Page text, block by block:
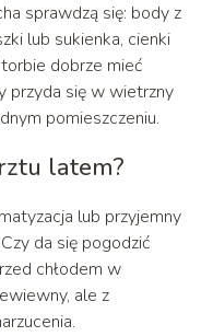
sprawdzą się: body z
lub sukienka, cienki
dobrze mieć
przyda się w wietrzny
pomieszczeniu.
latem?
lub przyjemny
da się pogodzić
chłodem w
ale z